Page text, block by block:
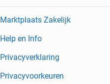
Marktplaats Zakelijk
Help en Info
Privacyverklaring
Privacyvoorkeuren